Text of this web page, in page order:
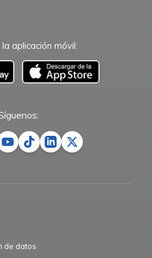
aplicación móvil:
–
de datos